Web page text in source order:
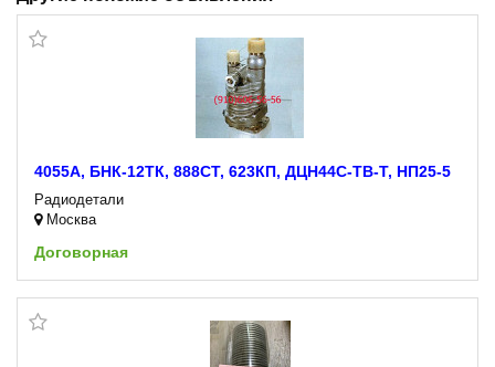
4055А, БНК-12ТК, 888СТ, 623КП, ДЦН44С-ТВ-Т, НП25-5
Радиодетали
Москва
Договорная